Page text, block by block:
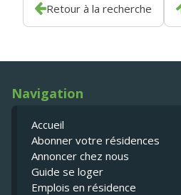
Retour à la recherche
Navigation
Accueil
Abonner votre résidences
Annoncer chez nous
Guide se loger
Emplois en résidence